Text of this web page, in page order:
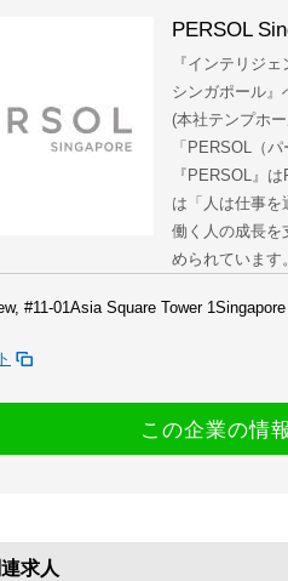
PERSOL
『インテリジ
シンガポール』
(本社テンプホ
「PERSOL（
『PERSOL』
は「人は仕事を
働く人の成長を
められています。
#11-01Asia Square Tower
この企業の情
求人